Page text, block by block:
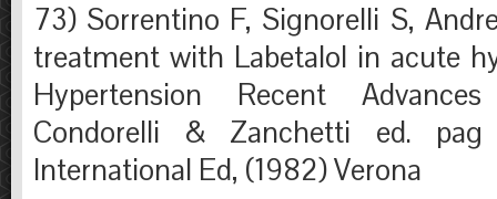
73) Sorrentino F, Signorelli S,
treatment with Labetalol in acute
Hypertension Recent
Condorelli & Zanchetti ed. pag
International Ed, (1982) Verona